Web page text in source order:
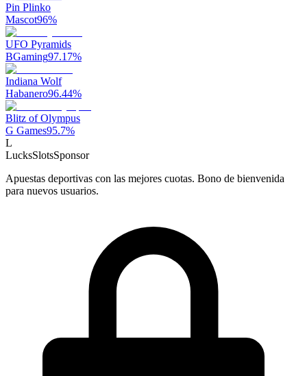
Pin Plinko
Mascot96%
UFO Pyramids
BGaming97.17%
Indiana Wolf
Habanero96.44%
Blitz of Olympus
G Games95.7%
L
LucksSlotsSponsor
Apuestas deportivas con las mejores cuotas. Bono de bienvenida
para nuevos usuarios.